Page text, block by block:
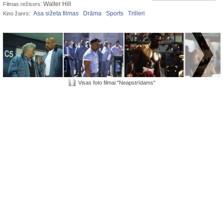
Filmas režisors: Walter Hill
Kino žanrs: Asa sižeta filmas Drāma Sports Trilleri
Visas foto filmai "Neapstrīdams"